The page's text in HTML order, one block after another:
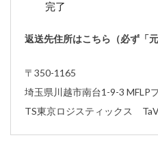
完了
返送先住所はこちら（必ず「元
〒350-1165
埼玉県川越市南台1-9-3 MFLP
TS東京ロジスティックス